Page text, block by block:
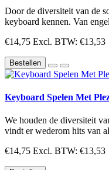
Door de diversiteit van de
keyboard kennen. Van
€14,75 Excl. BTW: €13,53
Bestellen
Keyboard Spelen Met
We houden de diversiteit
vindt er wederom hits van
€14,75 Excl. BTW: €13,53